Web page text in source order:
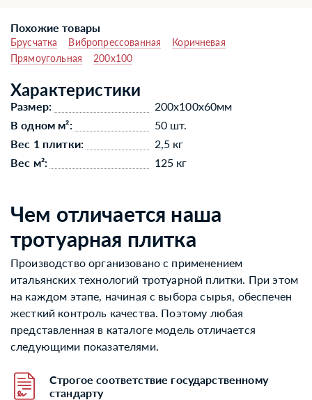
Похожие товары
Брусчатка Вибропрессованная
Коричневая
Прямоугольная
200x100
Характеристики
Размер:
200x100x60мм
В одном м²:
50 шт.
Вес 1 плитки:
2,5 кг
Вес м²:
125 кг
Чем отличается наша
тротуарная плитка
Производство организовано с применением
итальянских технологий тротуарной плитки. При этом
на каждом этапе, начиная с выбора сырья, обеспечен
жесткий контроль качества. Поэтому любая
представленная в каталоге модель отличается
следующими показателями.
Строгое соответствие государственному
стандарту